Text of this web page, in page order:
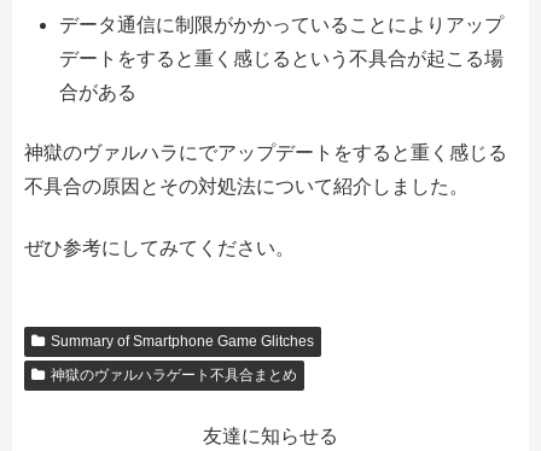
データ通信に制限がかかっていることによりアップ
デートをすると重く感じるという不具合が起こる場
合がある
神獄のヴァルハラにでアップデートをすると重く感じる
不具合の原因とその対処法について紹介しました。
ぜひ参考にしてみてください。
Summary of Smartphone Game Glitches
神獄のヴァルハラゲート不具合まとめ
友達に知らせる